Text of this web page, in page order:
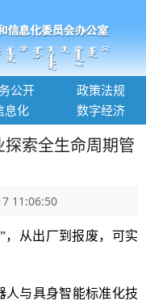
公开
政策法规
息化 数字经济
探索全生命周期管
11:06:50
，从出厂到报废，可实
人与具身智能标准化技